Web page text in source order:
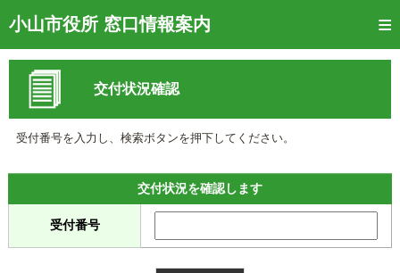
小山市役所 窓口情報案内
トップページ
窓口混雑状況
待ち状況確認
メール通知登録
混雑予想カレンダー
交付状況確認
受付番号を入力し、検索ボタンを押下してください。
交付状況を確認します
受付番号